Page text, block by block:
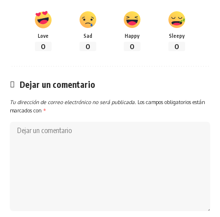
Love
0
Sad
0
Happy
0
Sleepy
0
Dejar un comentario
Tu dirección de correo electrónico no será publicada. Los campos obligatorios están
marcados con *